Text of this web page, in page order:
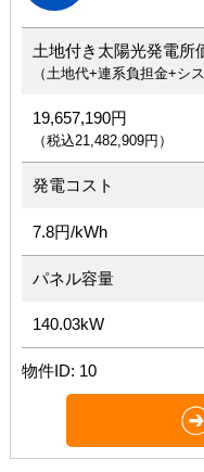
土地付き太陽光発電所
（土地代+連系負担金+シ
19,657,190円
（税込21,482,909円）
発電コスト
7.8円/kWh
パネル容量
140.03kW
物件ID: 10